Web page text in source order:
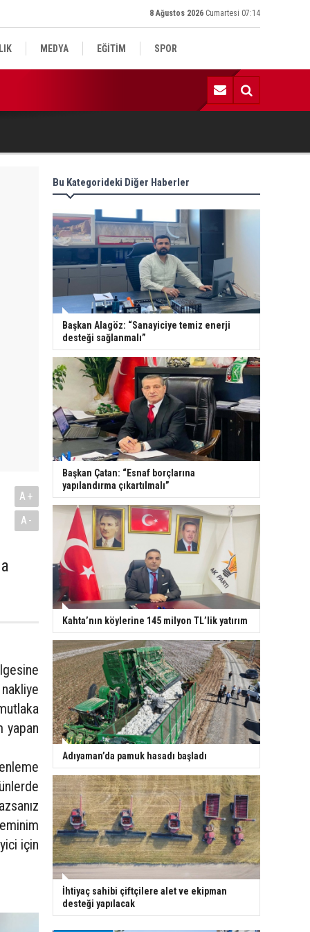
8 Ağustos 2026 Cumartesi 07:14
MEDYA EĞİTİM SPOR
| Kadın Yaşam ve Yüzme Merkezi inşaatı hızla ilerliyor
A+
A-
yapan
için
Bu Kategorideki Diğer Haberler
Başkan Alagöz: “Sanayiciye temiz enerji
desteği sağlanmalı”
Başkan Çatan: “Esnaf borçlarına
yapılandırma çıkartılmalı”
Kahta’nın köylerine 145 milyon TL’lik yatırım
Adıyaman’da pamuk hasadı başladı
İhtiyaç sahibi çiftçilere alet ve ekipman
desteği yapılacak